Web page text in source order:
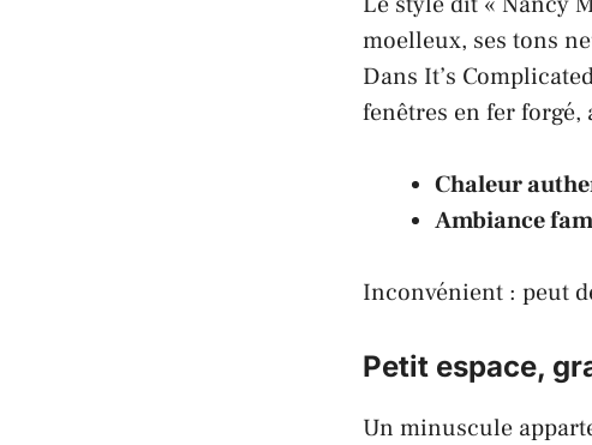
moelleux, ses tons
Dans It’s
fenêtres en fer
Chaleur
Ambiance
Inconvénient : peut
Petit espace,
Un minuscule